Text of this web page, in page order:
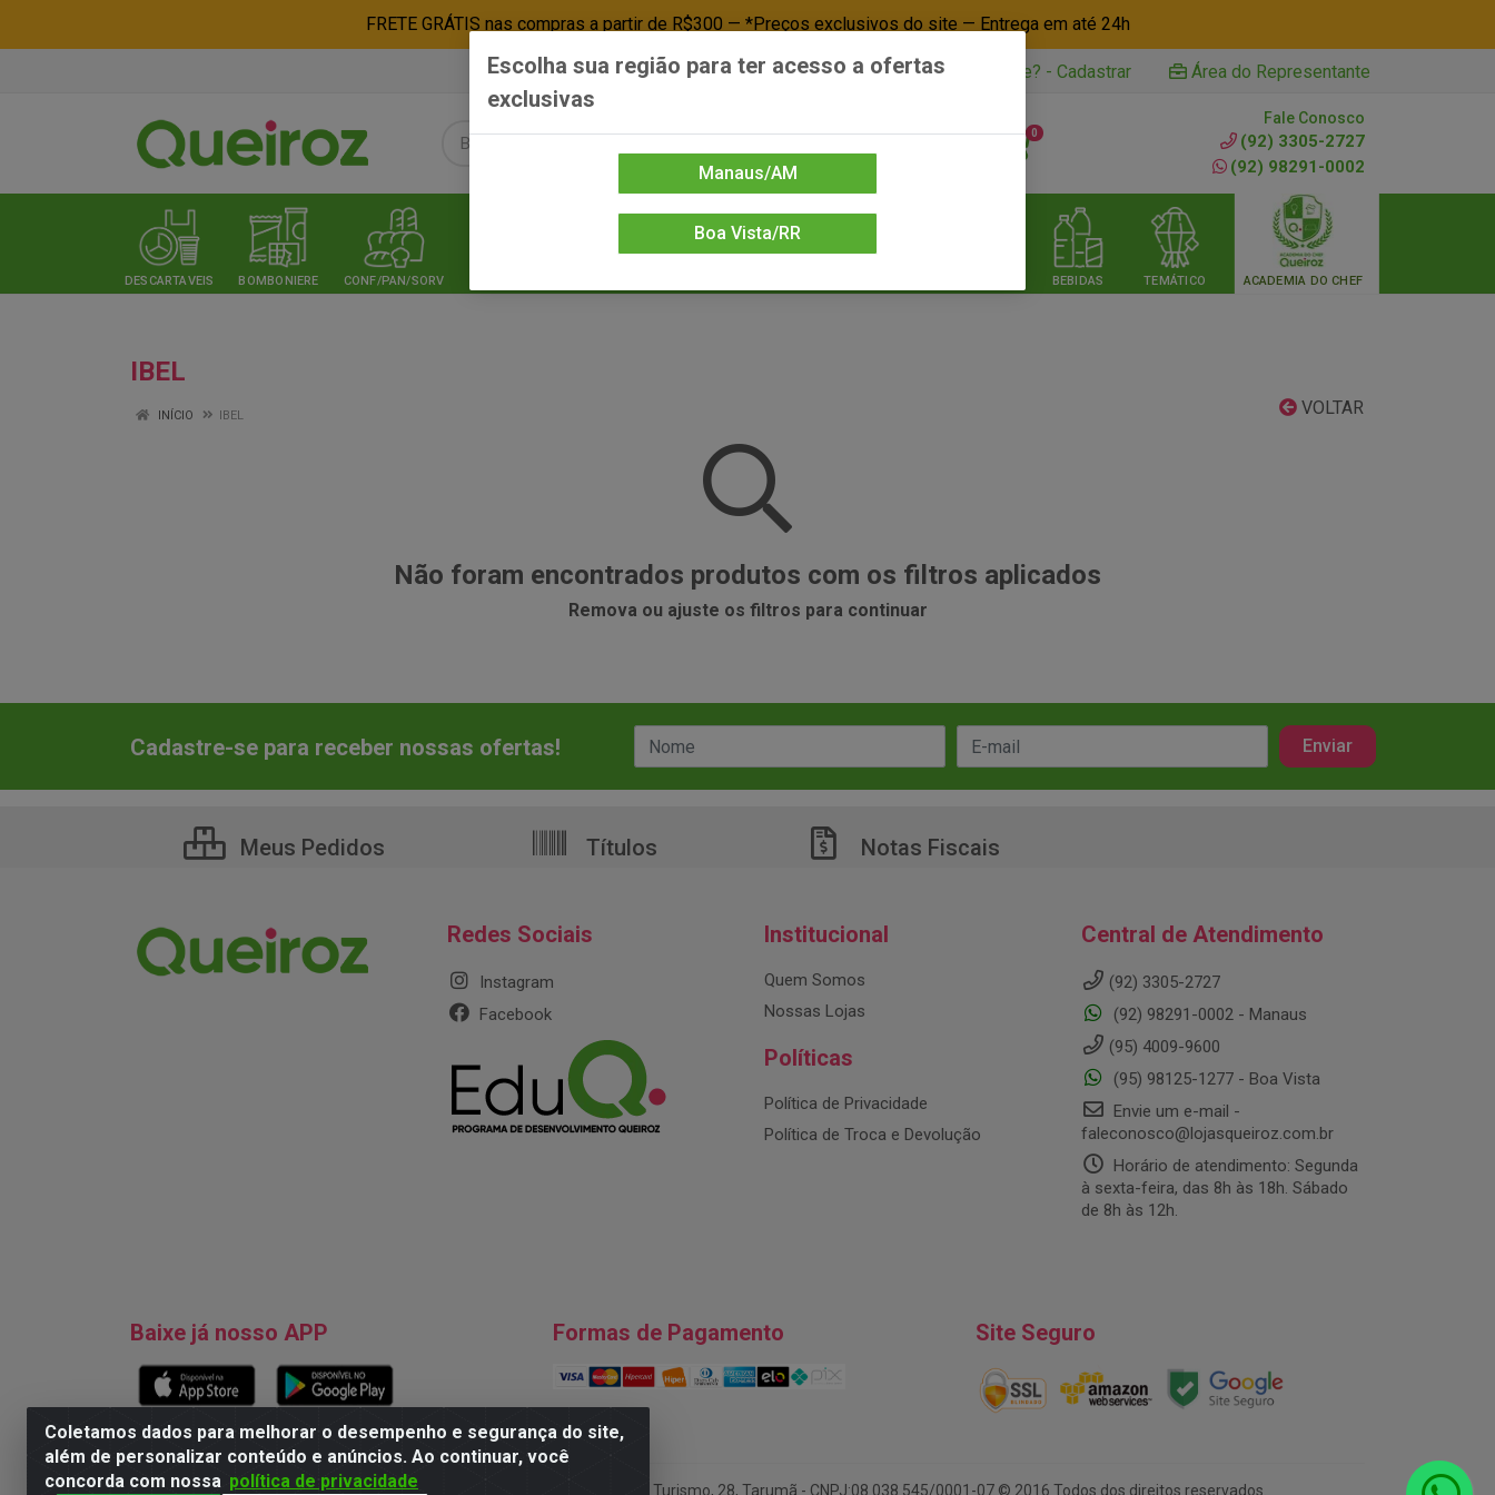
FRETE GRÁTIS nas compras a partir de R$300 — *Preços exclusivos do site — Entrega em até 24h
Já é cliente? - Entrar Não é cliente? - Cadastrar Área do Representante
0
Fale Conosco
(92) 3305-2727
(92) 98291-0002
DESCARTAVEIS BOMBONIERE CONF/PAN/SORV BEBIDAS TEMÁTICO ACADEMIA DO CHEF
IBEL
VOLTAR
INÍCIO IBEL
Não foram encontrados produtos com os filtros aplicados
Remova ou ajuste os filtros para continuar
Coletamos dados para melhorar o desempenho e segurança do site,
além de personalizar conteúdo e anúncios. Ao continuar, você
concorda com nossa política de privacidade
Cadastre-se para receber nossas ofertas!
Meus Pedidos Títulos Notas Fiscais
Redes Sociais
Instagram
Facebook
Institucional
Quem Somos
Nossas Lojas
Políticas
Política de Privacidade
Política de Troca e Devolução
Central de Atendimento
(92) 3305-2727
(92) 98291-0002 - Manaus
(95) 4009-9600
(95) 98125-1277 - Boa Vista
Envie um e-mail -
faleconosco@lojasqueiroz.com.br
Horário de atendimento: Segunda
à sexta-feira, das 8h às 18h. Sábado
de 8h às 12h.
Baixe já nosso APP Formas de Pagamento Site Seguro
Natureza Comércio de Descartáveis LTDA - Endereço: Av. do Turismo, 28, Tarumã - CNPJ:08.038.545/0001-07 © 2016 Todos dos direitos reservados.
Escolha sua região para ter acesso a ofertas
exclusivas
Manaus/AM
Boa Vista/RR